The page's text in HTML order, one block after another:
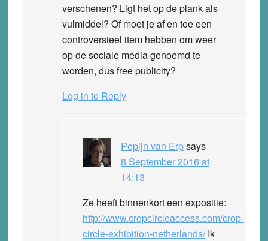
verschenen? Ligt het op de plank als
vulmiddel? Of moet je af en toe een
controversieel item hebben om weer
op de sociale media genoemd te
worden, dus free publicity?
Log in to Reply
Pepijn van Erpsays
8 September 2016 at
14:13
Ze heeft binnenkort een expositie:
http://www.cropcircleaccess.com/crop-
circle-exhibition-netherlands/Ik